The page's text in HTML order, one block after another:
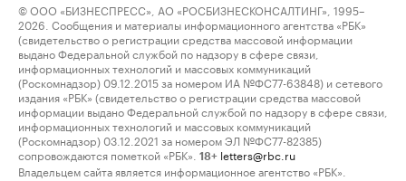
© ООО «БИЗНЕСПРЕСС», АО «РОСБИЗНЕСКОНСАЛТИНГ», 1995–
2026. Сообщения и материалы информационного агентства «РБК»
(свидетельство о регистрации средства массовой информации
выдано Федеральной службой по надзору в сфере связи,
информационных технологий и массовых коммуникаций
(Роскомнадзор) 09.12.2015 за номером ИА №ФС77-63848) и сетевого
издания «РБК» (свидетельство о регистрации средства массовой
информации выдано Федеральной службой по надзору в сфере связи,
информационных технологий и массовых коммуникаций
(Роскомнадзор) 03.12.2021 за номером ЭЛ №ФС77-82385)
сопровождаются пометкой «РБК».
18+ letters@rbc.ru
Владельцем сайта является информационное агентство «РБК».